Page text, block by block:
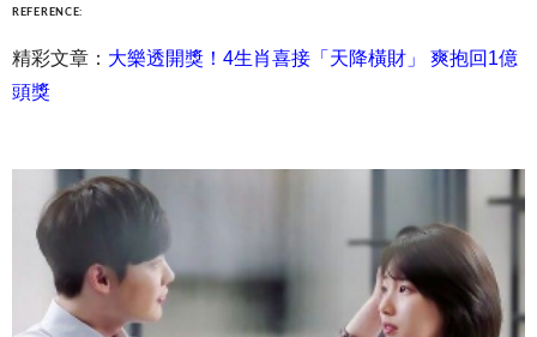
REFERENCE:
精彩文章： 大樂透開獎！4生肖喜接「天降橫財」 爽抱回1億
頭獎